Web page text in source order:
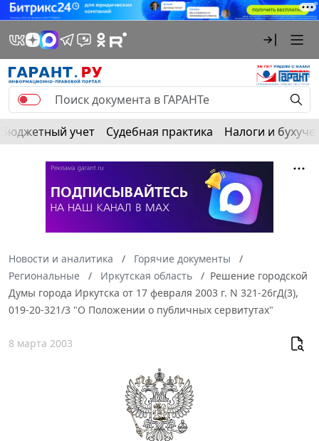
Бюджетный учет Судебная практика Налоги и
Новости и аналитика
Горячие документы
Региональные
Иркутская область
Решение городской
Думы города Иркутска от 17 февраля 2003 г. N 321-26гД(3),
019-20-321/3 "О Положении о публичных сервитутах"
8 марта 2003